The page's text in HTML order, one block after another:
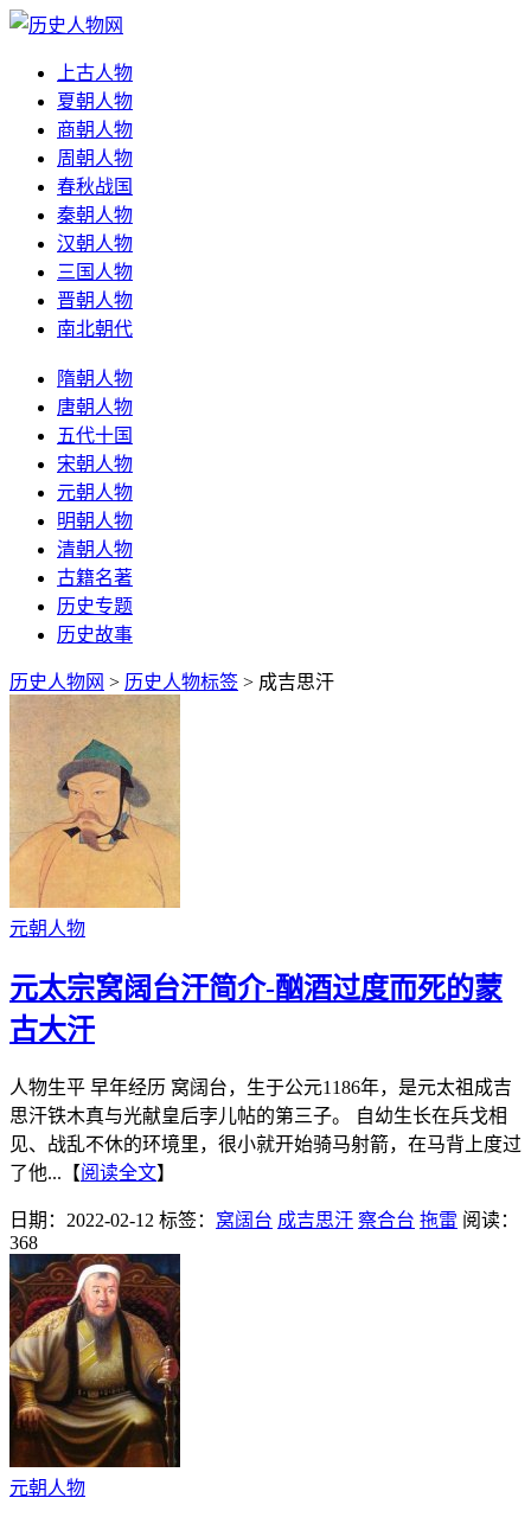
上古人物
夏朝人物
商朝人物
周朝人物
春秋战国
秦朝人物
汉朝人物
三国人物
晋朝人物
南北朝代
隋朝人物
唐朝人物
五代十国
宋朝人物
元朝人物
明朝人物
清朝人物
古籍名著
历史专题
历史故事
历史人物网 > 历史人物标签 > 成吉思汗
元朝人物
元太宗窝阔台汗简介-酗酒过度而死的蒙
古大汗
人物生平 早年经历 窝阔台，生于公元1186年，是元太祖成吉
思汗铁木真与光献皇后孛儿帖的第三子。 自幼生长在兵戈相
见、战乱不休的环境里，很小就开始骑马射箭，在马背上度过
了他...【阅读全文】
日期：2022-02-12 标签： 窝阔台 成吉思汗 察合台 拖雷 阅读：
368
元朝人物